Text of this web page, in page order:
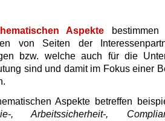
Aspekte bestimmen
von Seiten der
bzw. welche auch für die
sind und damit im Fokus einer
Aspekte betreffen
, Arbeitssicherheit-,